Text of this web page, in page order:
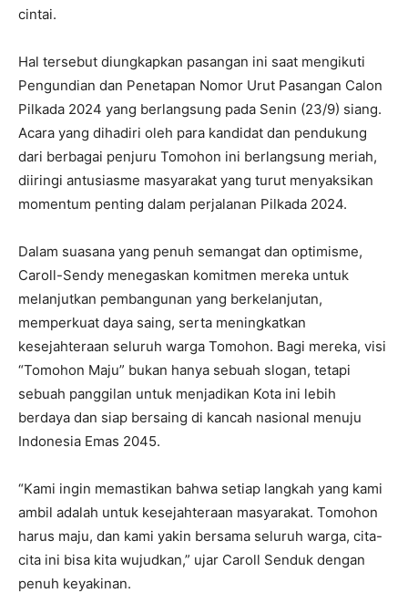
cintai.
Hal tersebut diungkapkan pasangan ini saat mengikuti
Pengundian dan Penetapan Nomor Urut Pasangan Calon
Pilkada 2024 yang berlangsung pada Senin (23/9) siang.
Acara yang dihadiri oleh para kandidat dan pendukung
dari berbagai penjuru Tomohon ini berlangsung meriah,
diiringi antusiasme masyarakat yang turut menyaksikan
momentum penting dalam perjalanan Pilkada 2024.
Dalam suasana yang penuh semangat dan optimisme,
Caroll-Sendy menegaskan komitmen mereka untuk
melanjutkan pembangunan yang berkelanjutan,
memperkuat daya saing, serta meningkatkan
kesejahteraan seluruh warga Tomohon. Bagi mereka, visi
“Tomohon Maju” bukan hanya sebuah slogan, tetapi
sebuah panggilan untuk menjadikan Kota ini lebih
berdaya dan siap bersaing di kancah nasional menuju
Indonesia Emas 2045.
“Kami ingin memastikan bahwa setiap langkah yang kami
ambil adalah untuk kesejahteraan masyarakat. Tomohon
harus maju, dan kami yakin bersama seluruh warga, cita-
cita ini bisa kita wujudkan,” ujar Caroll Senduk dengan
penuh keyakinan.